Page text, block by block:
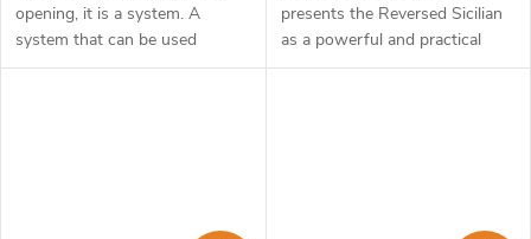
opening, it is a system. A
system that can be used
against 1 c4, against 1 e4 and
presents the Reversed Sicilian
as a powerful and practical
weapon for White. The core